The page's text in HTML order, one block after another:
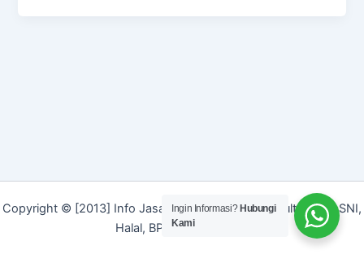
Copyright © [2013] Info Jasa | Layanan Jasa Konsultan ISO, SNI,
Halal, BPOM dan Merek]
Ingin Informasi? Hubungi
Kami